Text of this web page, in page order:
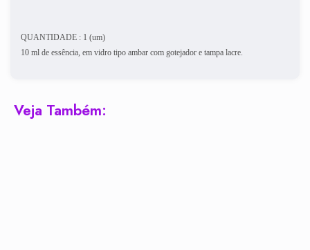
QUANTIDADE : 1 (um)
10 ml de essência, em vidro tipo ambar com gotejador e tampa lacre.
Veja Também: